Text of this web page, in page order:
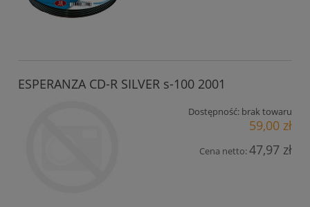
ESPERANZA CD-R SILVER s-100 2001
Dostępność: brak towaru
59,00 zł
Cena netto:47,97 zł